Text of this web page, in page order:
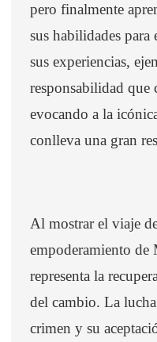
pero finalmente
sus habilidades
sus experiencias,
responsabilidad que
evocando a la
conlleva una gran
Al mostrar el viaje
empoderamiento de
representa la
del cambio. La
crimen y su